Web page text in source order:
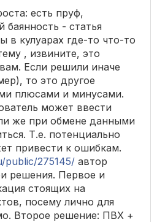
есть пруф,
- статья
в кулуарах где-то что-то
, извините, это
Если решили иначе
то это другое
плюсами и минусами.
может ввести
же при обмене данными
Т.е. потенциально
привести к ошибкам.
public/275145/ автор
решения. Первое и
стоящих на
посему лично для
Второе решение: ПВХ +